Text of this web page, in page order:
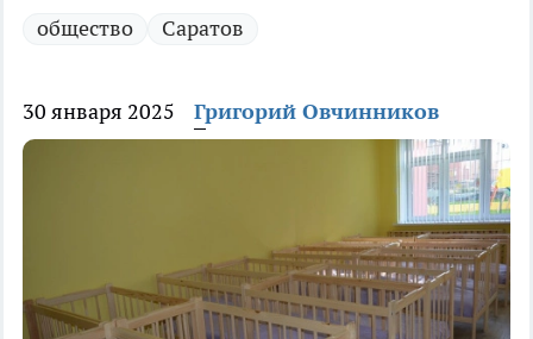
общество Саратов
30 января 2025 Григорий Овчинников